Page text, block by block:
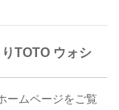
TOTO ウォシ
ームページをご覧